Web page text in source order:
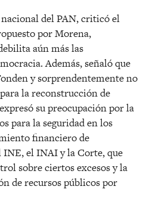
del PAN, criticó el
por Morena,
aún más las
Además, señaló que
y sorprendentemente no
la reconstrucción de
su preocupación por la
para la seguridad en los
financiero de
el INAI y la Corte, que
sobre ciertos excesos y la
de recursos públicos por